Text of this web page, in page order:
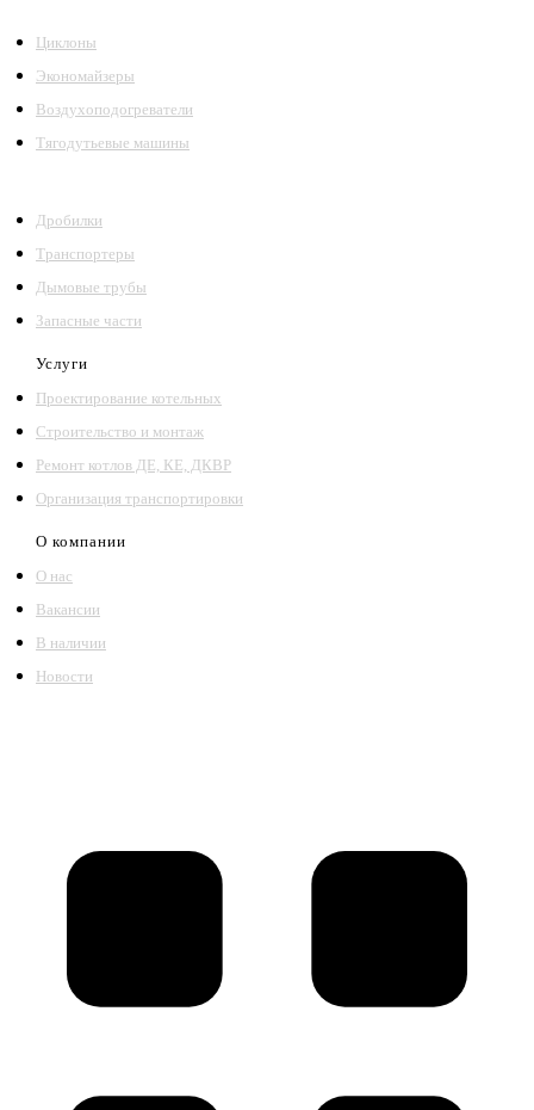
Циклоны
Экономайзеры
Воздухоподогреватели
Тягодутьевые машины
Дробилки
Транспортеры
Дымовые трубы
Запасные части
Услуги
Проектирование котельных
Строительство и монтаж
Ремонт котлов ДЕ, КЕ, ДКВР
Организация транспортировки
О компании
О нас
Вакансии
В наличии
Новости